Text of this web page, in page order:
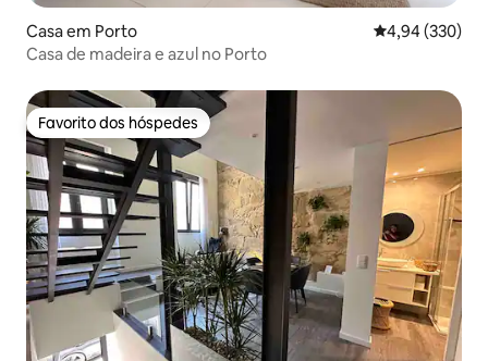
Casa em Porto Classificação
4,94 (330)
Casa de madeira e azul no Porto
Favorito dos hóspedes
Favorito dos hóspedes